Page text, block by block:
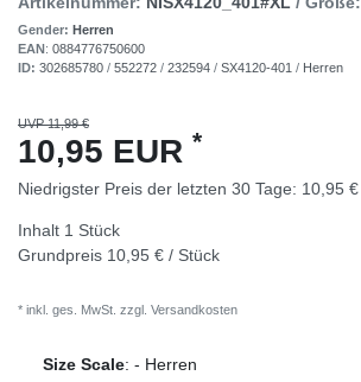
Gender: Herren
EAN: 0884776750600
ID: 302685780 / 552272 / 232594 / SX4120-401 / Herren
UVP 11,99 €
10,95 EUR *
Niedrigster Preis der letzten 30 Tage: 10,95 €
Inhalt 1 Stück
Grundpreis 10,95 € / Stück
* inkl. ges. MwSt. zzgl. Versandkosten
Size Scale: - Herren